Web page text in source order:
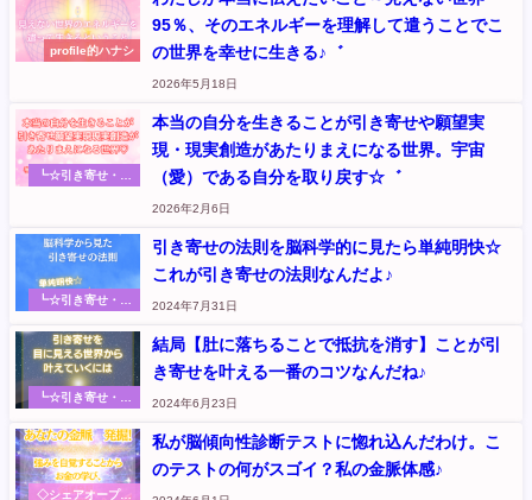
profile的ハナシ
95％、そのエネルギーを理解して遣うことでこ
の世界を幸せに生きる♪゛
2026年5月18日
┗☆引き寄せ・お
（元『さくらのく
に』記事
本当の自分を生きることが引き寄せや願望実
現・現実創造があたりまえになる世界。宇宙
（愛）である自分を取り戻す☆゛
2026年2月6日
┗☆引き寄せ・お
アルな実践体験や
氣づきのシェア
（元『さくらのく
に』記事
引き寄せの法則を脳科学的に見たら単純明快☆
これが引き寄せの法則なんだよ♪
2024年7月31日
┗☆引き寄せ・お
アルな実践体験や
氣づきのシェア
（元『さくらのく
に』記事
結局【肚に落ちることで抵抗を消す】ことが引
き寄せを叶える一番のコツなんだね♪
2024年6月23日
◇シェアオープン
私が脳傾向性診断テストに惚れ込んだわけ。こ
のテストの何がスゴイ？私の金脈体感♪